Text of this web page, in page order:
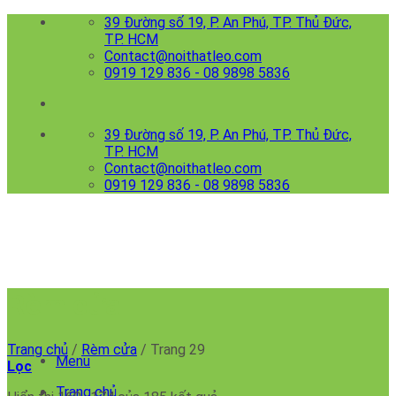
39 Đường số 19, P. An Phú, TP. Thủ Đức,
TP. HCM
Contact@noithatleo.com
0919 129 836 - 08 9898 5836
39 Đường số 19, P. An Phú, TP. Thủ Đức,
TP. HCM
Contact@noithatleo.com
0919 129 836 - 08 9898 5836
Menu
Trang chủ
Trang chủ / Rèm cửa / Trang 29
Lọc